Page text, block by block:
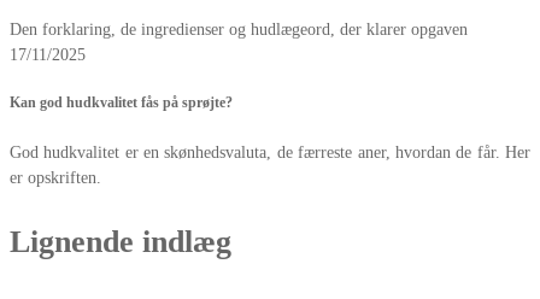
Den forklaring, de ingredienser og hudlægeord, der klarer opgaven
17/11/2025
Kan god hudkvalitet fås på sprøjte?
God hudkvalitet er en skønhedsvaluta, de færreste aner, hvordan de får. Her
er opskriften.
Lignende indlæg